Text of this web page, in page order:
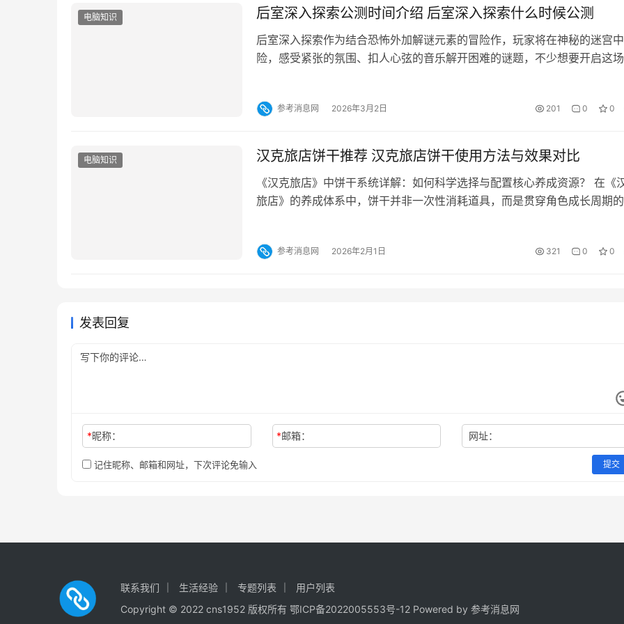
电脑知识 后室深入探索公测时间介绍 后室深入探索什么时候公测
后室深入探索作为结合恐怖外加解谜元素的冒险作，玩家将在神秘的迷宫
险，感受紧张的氛围、扣人心弦的音乐解开困难的谜题，不少想要开启这场
最新版预约/下载 游戏将在2026年3月上线，大家可以点击上面链接，进
参考消息网 2026年3月2日 201 0 0
电脑知识 汉克旅店饼干推荐 汉克旅店饼干使用方法与效果对比
《汉克旅店》中饼干系统详解：如何科学选择与配置核心养成资源？ 在《
旅店》的养成体系中，饼干并非一次性消耗道具，而是贯穿角色成长周期的
通用型高数值饼干——这类饼干无角色绑定限制，属性加成稳定且覆盖力
参考消息网 2026年2月1日 321 0 0
发表回复
*昵称： *邮箱： 网址：
记住昵称、邮箱和网址，下次评论免输入 提交
联系我们 生活经验 专题列表
用户列表
Copyright © 2022 cns1952 版权所有 鄂ICP备2022005553号-12Powered by 参考消息网